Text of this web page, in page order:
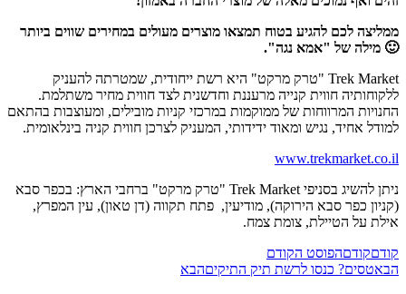
ממליצה לכם להגיע בטוח תמצאו מוצרים מעולים במחירים שווים ביותר
🙂 מילה של "אמא נגה".
Trek Market "טרק מרקט" היא רשת ייחודית, שמטרתה להעניק
ללקוחותיה חווית קנייה מרעננת וחדשנית לצד חווית מחיר משתלמת.
החנויות המרווחות של ממוקמות במרכזי קניות מובילים, ומעוצבות בהתאם
למודל אחיד, נגיש ומאוד ידידותי, המעניק לצרכן חווית קניה בינלאומית.
www.trekmarket.co.il
ניתן להשיג בסניפי Trek Market "טרק מרקט" ברחבי הארץ: בכפר סבא
(קניון כפר סבא הירוקה), מודיעין, פתח תקווה (דן טאון), עין המפרץ,
אילת על הטיילת, צומת צמח.
קודםקודםהפוסט הקודם
הבאטסים? כנסו לרשת תיק התיקיםהבא